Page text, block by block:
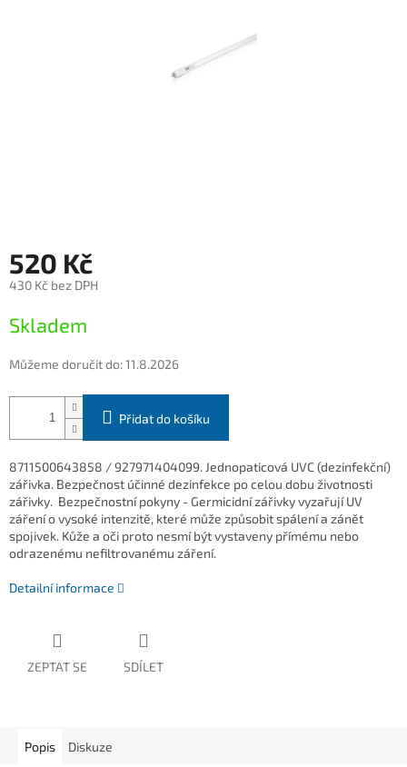
520 Kč
430 Kč bez DPH
cena:
Skladem
Můžeme doručit do:11.8.2026
Přidat do košíku
8711500643858 / 927971404099. Jednopaticová UVC (dezinfekční)
zářivka. Bezpečnost účinné dezinfekce po celou dobu životnosti
zářivky. Bezpečnostní pokyny - Germicidní zářivky vyzařují UV
záření o vysoké intenzitě, které může způsobit spálení a zánět
spojivek. Kůže a oči proto nesmí být vystaveny přímému nebo
odrazenému nefiltrovanému záření.
Detailní informace
ZEPTAT SE SDÍLET
Popis Diskuze